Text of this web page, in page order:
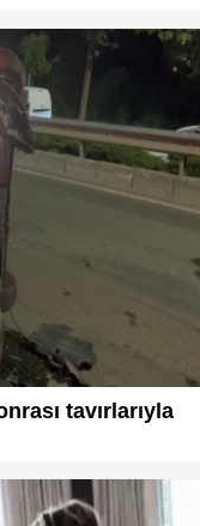
tavırlarıyla